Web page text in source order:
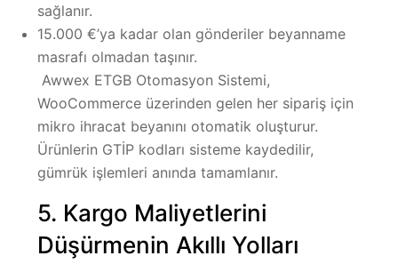
sağlanır.
15.000 €’ya kadar olan gönderiler beyanname
masrafı olmadan taşınır.
Awwex ETGB Otomasyon Sistemi,
WooCommerce üzerinden gelen her sipariş için
mikro ihracat beyanını otomatik oluşturur.
Ürünlerin GTİP kodları sisteme kaydedilir,
gümrük işlemleri anında tamamlanır.
5. Kargo Maliyetlerini
Düşürmenin Akıllı Yolları